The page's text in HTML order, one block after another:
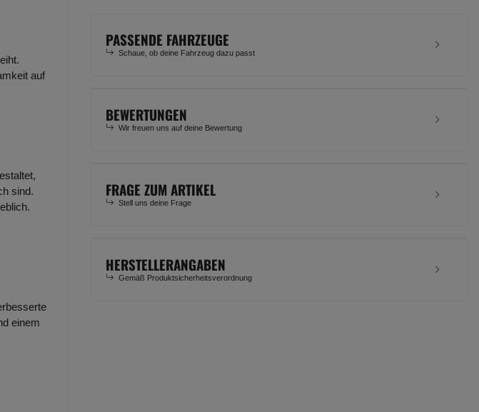
PASSENDE FAHRZEUGE
Schaue, ob deine Fahrzeug dazu passt
BEWERTUNGEN
Wir freuen uns auf deine Bewertung
FRAGE ZUM ARTIKEL
Stell uns deine Frage
HERSTELLERANGABEN
Gemäß Produktsicherheitsverordnung
auf
sind.
einem